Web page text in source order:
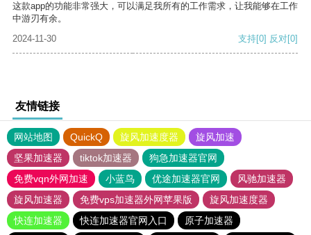
这款app的功能非常强大，可以满足我所有的工作需求，让我能够在工作
中游刃有余。
2024-11-30
支持[0] 反对[0]
友情链接
网站地图 QuickQ 旋风加速度器
旋风加速
坚果加速器
tiktok加速器
狗急加速器官网
免费vqn外网加速
小蓝鸟 优途加速器官网
风驰加速器
旋风加速器
免费vps加速器外网苹果版
旋风加速度器
快连加速器
快连加速器官网入口
原子加速器